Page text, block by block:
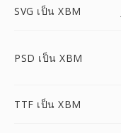
SVG เป็น XBM
PSD เป็น XBM
TTF เป็น XBM